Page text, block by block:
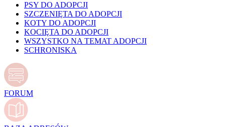
PSY DO ADOPCJI
SZCZENIĘTA DO ADOPCJI
KOTY DO ADOPCJI
KOCIĘTA DO ADOPCJI
WSZYSTKO NA TEMAT ADOPCJI
SCHRONISKA
FORUM